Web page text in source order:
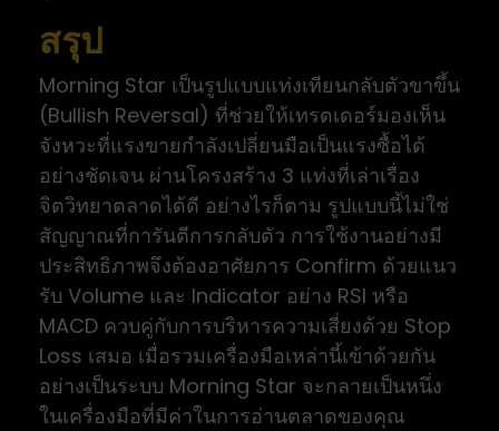
สรุป
Morning Star เป็นรูปแบบแท่งเทียนกลับตัวขาขึ้น
(Bullish Reversal) ที่ช่วยให้เทรดเดอร์มองเห็น
จังหวะที่แรงขายกำลังเปลี่ยนมือเป็นแรงซื้อได้
อย่างชัดเจน ผ่านโครงสร้าง 3 แท่งที่เล่าเรื่อง
จิตวิทยาตลาดได้ดี อย่างไรก็ตาม รูปแบบนี้ไม่ใช่
สัญญาณที่การันตีการกลับตัว การใช้งานอย่างมี
ประสิทธิภาพจึงต้องอาศัยการ Confirm ด้วยแนว
รับ Volume และ Indicator อย่าง RSI หรือ
MACD ควบคู่กับการบริหารความเสี่ยงด้วย Stop
Loss เสมอ เมื่อรวมเครื่องมือเหล่านี้เข้าด้วยกัน
อย่างเป็นระบบ Morning Star จะกลายเป็นหนึ่ง
ในเครื่องมือที่มีค่าในการอ่านตลาดของคุณ